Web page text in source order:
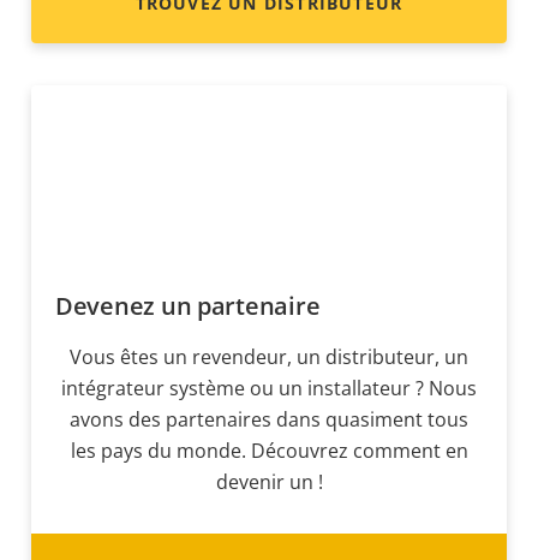
Devenez un partenaire
Vous êtes un revendeur, un distributeur, un
intégrateur système ou un installateur ? Nous
avons des partenaires dans quasiment tous
les pays du monde. Découvrez comment en
devenir un !